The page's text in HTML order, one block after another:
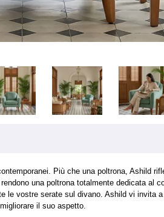
Più che una poltrona, Ashild
una poltrona totalmente dedicata
le vostre serate sul divano. Ashild vi
il suo aspetto.